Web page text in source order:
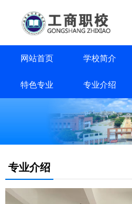
网站首页 学校简介
特色专业 专业介绍
专业介绍